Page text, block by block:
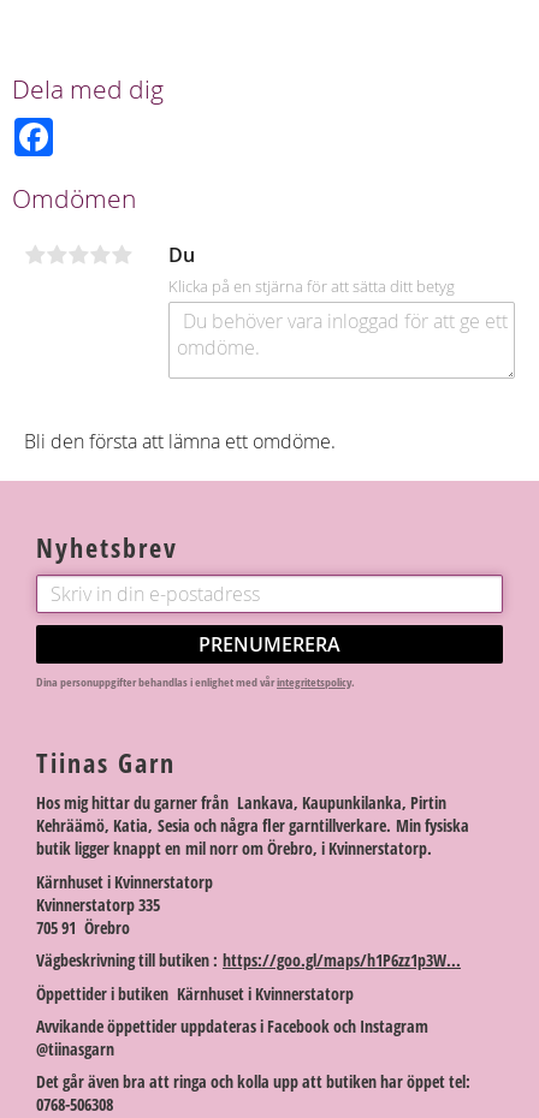
Dela med dig
b
o
k
Omdömen
Du
Klicka på en stjärna för att sätta ditt betyg
Bli den första att lämna ett omdöme.
Nyhetsbrev
PRENUMERERA
Dina personuppgifter behandlas i enlighet med vårintegritetspolicy.
Tiinas Garn
Hos mig hittar du garner från Lankava, Kaupunkilanka, Pirtin
Kehräämö, Katia, Sesia och några fler garntillverkare. Min fysiska
butik ligger knappt en mil norr om Örebro, i Kvinnerstatorp.
Kärnhuset i Kvinnerstatorp
Kvinnerstatorp 335
705 91 Örebro
Vägbeskrivning till butiken : https://goo.gl/maps/h1P6zz1p3W...
Öppettider i butiken Kärnhuset i Kvinnerstatorp
Avvikande öppettider uppdateras i Facebook och Instagram
@tiinasgarn
Det går även bra att ringa och kolla upp att butiken har öppet tel:
0768-506308